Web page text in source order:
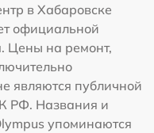
в Хабаровске
официальной
Цены на ремонт,
являются публичной
РФ. Названия и
упоминаются